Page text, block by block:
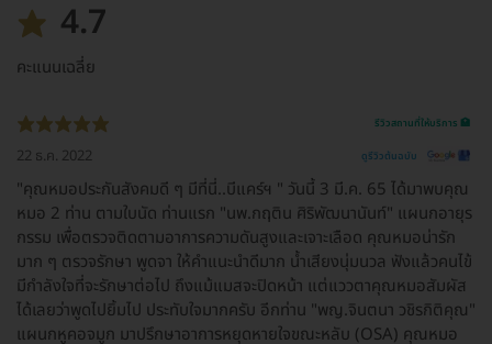
4.7
คะแนนเฉลี่ย
รีวิวสถานที่ให้บริการ 🏥
22 ธ.ค. 2022 ดูรีวิวต้นฉบับ
"คุณหมอประกันสังคมดี ๆ มีที่นี่..บีแคร์ฯ " วันนี้ 3 มี.ค. 65 ได้มาพบคุณ
หมอ 2 ท่าน ตามใบนัด ท่านแรก "นพ.กฤติน ศิริพัฒนานันท์" แผนกอายุร
กรรม เพื่อตรวจติดตามอาการความดันสูงและเจาะเลือด คุณหมอน่ารัก
มาก ๆ ตรวจรักษา พูดจา ให้คำแนะนำดีมาก น้ำเสียงนุ่มนวล ฟังแล้วคนไข้
มีกำลังใจที่จะรักษาต่อไป ถึงแม้แมสจะปิดหน้า แต่แววตาคุณหมอสัมผัส
ได้เลยว่าพูดไปยิ้มไป ประทับใจมากครับ อีกท่าน "พญ.จินตนา วชิรกิติคุณ"
แผนกหูคอจมูก มาปรึกษาอาการหยุดหายใจขณะหลับ (OSA) คุณหมอ